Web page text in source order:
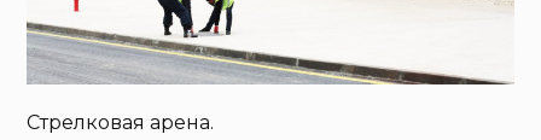
Стрелковая арена.